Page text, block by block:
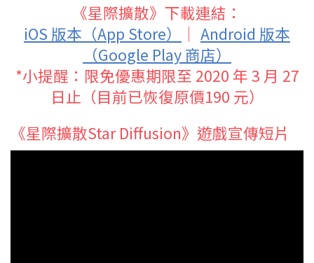
《星際擴散》下載連結：
iOS 版本（App Store）
｜ Android 版本
（Google Play 商店）
*小提醒：限免優惠期限至 2020 年 3 月 27
日止（目前已恢復原價190 元）
《星際擴散Star Diffusion》遊戲宣傳短片